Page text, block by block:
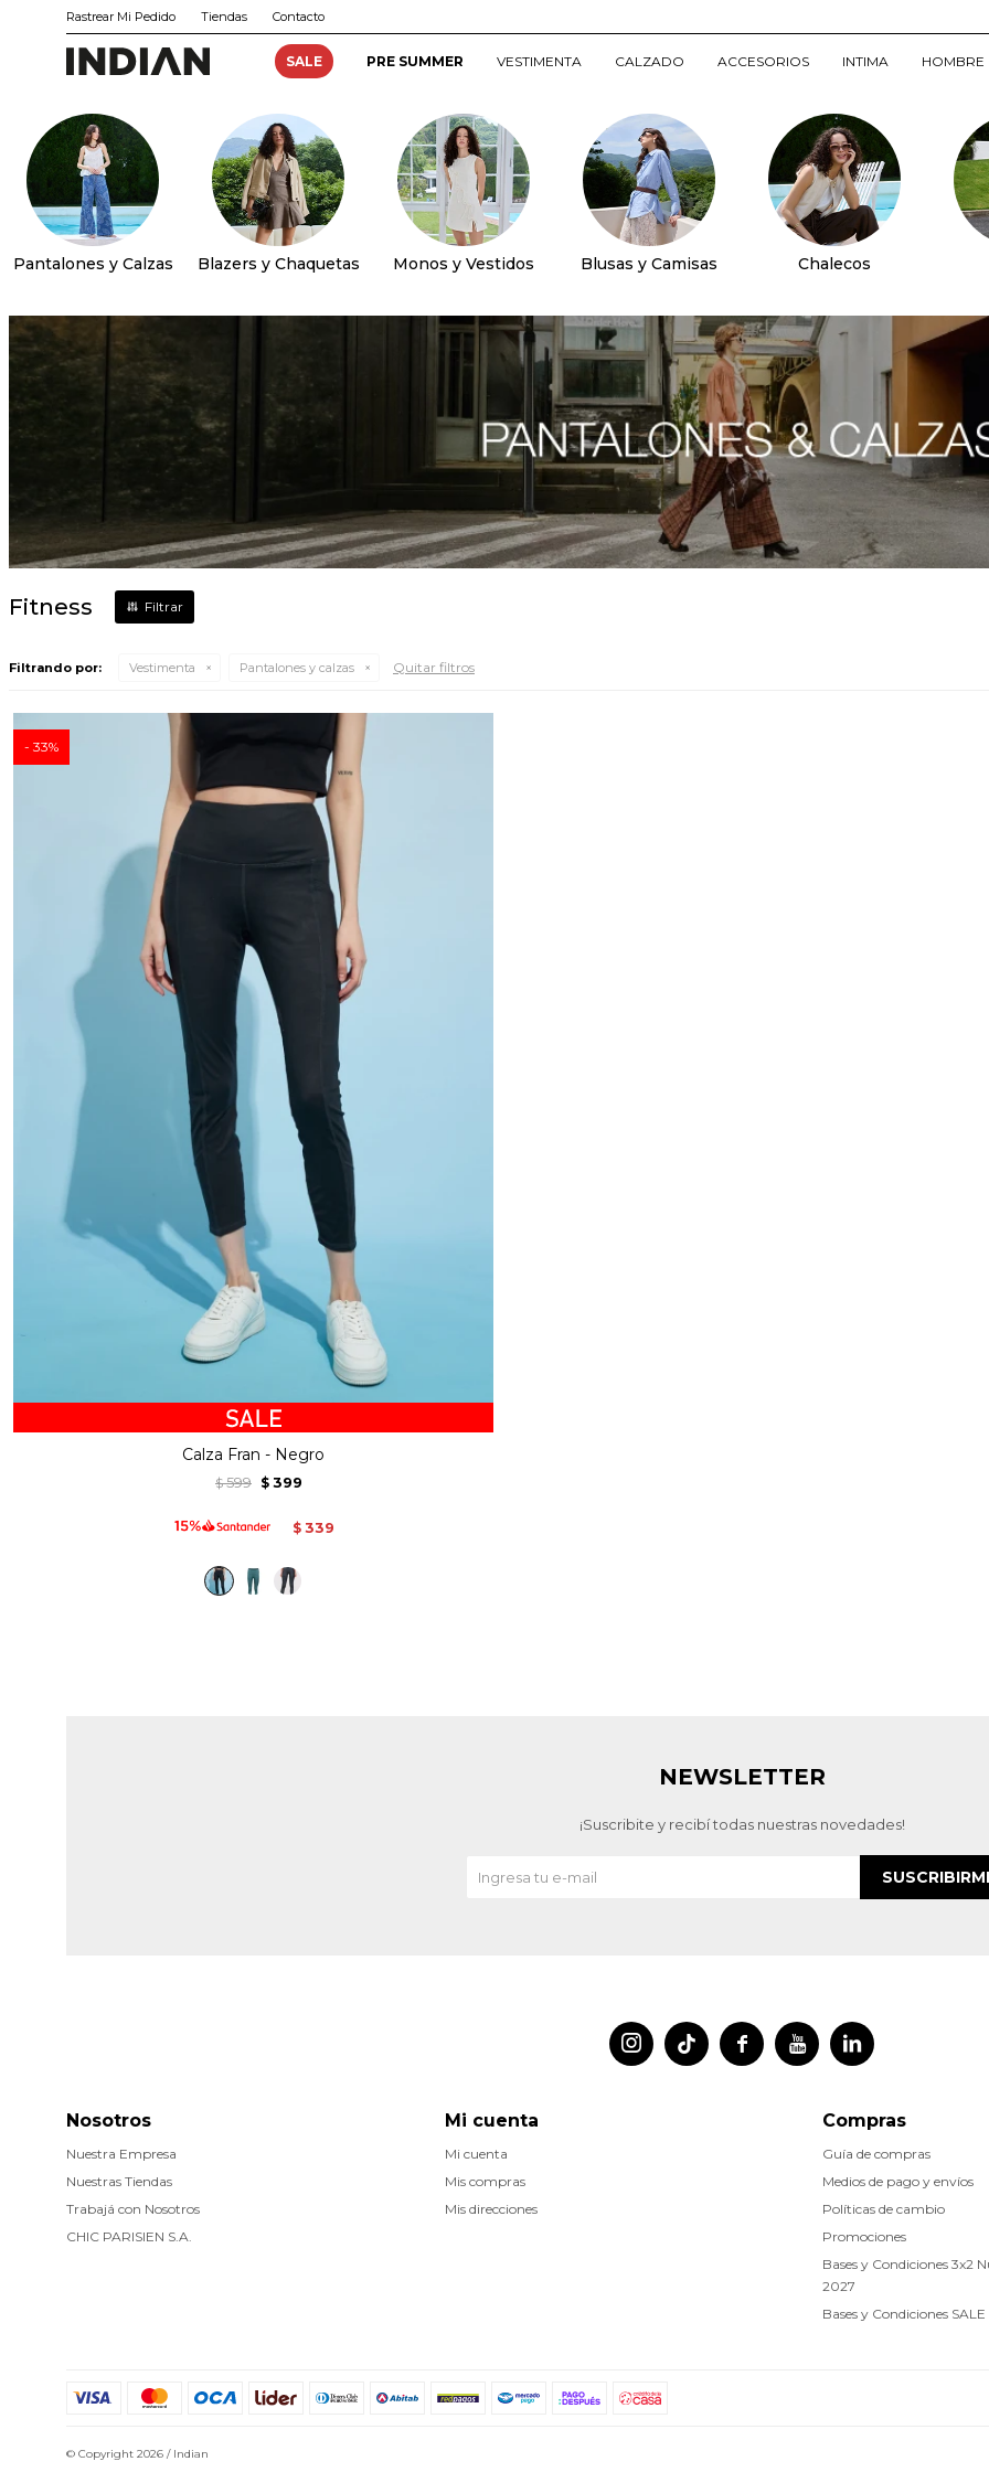
SALE PRE SUMMER VESTIMENTA CALZADO ACCESORIOS INTIMA HOMBRE
Rastrear Mi Pedido Tiendas Contacto
Pantalones y Calzas Blazers y Chaquetas Monos y Vestidos Blusas y Camisas Chalecos
Fitness
Filtrando por: Vestimenta Pantalones y calzas Quitar filtros
33
Calza Fran - Negro
$ 599 $ 399
$ 339
 
 
Nosotros
Nuestra Empresa
Nuestras Tiendas
Trabajá con Nosotros
CHIC PARISIEN S.A.
Compras
Guía de compras
Medios de pago y envíos
Políticas de cambio
Promociones
Bases y Condiciones 3x2
2027
Bases y Condiciones SALE
Mi cuenta
Mi cuenta
Mis compras
Mis direcciones
NEWSLETTER
¡Suscribite y recibí todas nuestras novedades!
© Copyright 2026 / Indian